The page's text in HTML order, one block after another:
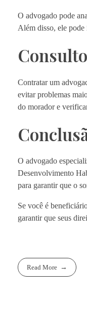
O advogado pode
Além disso, ele pode
Contratar um
evitar problemas
do morador e
O advogado
Desenvolvimento
para garantir que o
Se você é
garantir que seus
Read More